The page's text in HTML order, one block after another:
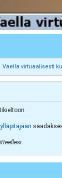
Vaella virtuaalisesti